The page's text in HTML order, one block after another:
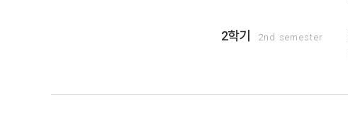
2학기 2nd semester